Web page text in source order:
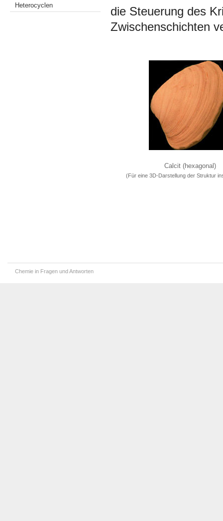
Heterocyclen
die Steuerung des
Zwischenschichten
Calcit (hexagonal)
(Für eine 3D-Darstellung der Struktur
Chemie in Fragen und Antworten